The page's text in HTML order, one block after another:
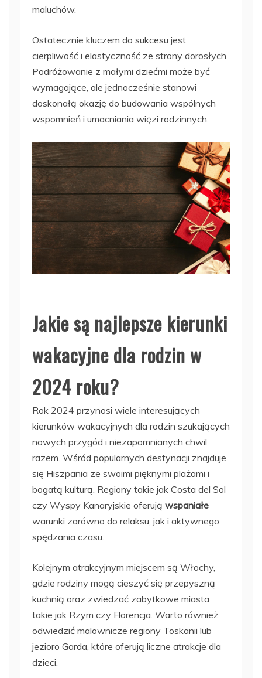
maluchów.
Ostatecznie kluczem do sukcesu jest
cierpliwość i elastyczność ze strony dorosłych.
Podróżowanie z małymi dziećmi może być
wymagające, ale jednocześnie stanowi
doskonałą okazję do budowania wspólnych
wspomnień i umacniania więzi rodzinnych.
Jakie są najlepsze kierunki
wakacyjne dla rodzin w
2024 roku?
Rok 2024 przynosi wiele interesujących
kierunków wakacyjnych dla rodzin szukających
nowych przygód i niezapomnianych chwil
razem. Wśród popularnych destynacji znajduje
się Hiszpania ze swoimi pięknymi plażami i
bogatą kulturą. Regiony takie jak Costa del Sol
czy Wyspy Kanaryjskie oferują wspaniałe
warunki zarówno do relaksu, jak i aktywnego
spędzania czasu.
Kolejnym atrakcyjnym miejscem są Włochy,
gdzie rodziny mogą cieszyć się przepyszną
kuchnią oraz zwiedzać zabytkowe miasta
takie jak Rzym czy Florencja. Warto również
odwiedzić malownicze regiony Toskanii lub
jezioro Garda, które oferują liczne atrakcje dla
dzieci.